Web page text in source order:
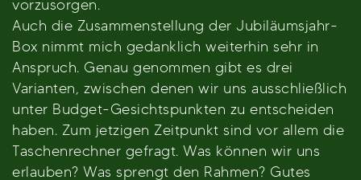
vorzusorgen.
Auch die Zusammenstellung der Jubiläumsjahr-
Box nimmt mich gedanklich weiterhin sehr in
Anspruch. Genau genommen gibt es drei
Varianten, zwischen denen wir uns ausschließlich
unter Budget-Gesichtspunkten zu entscheiden
haben. Zum jetzigen Zeitpunkt sind vor allem die
Taschenrechner gefragt. Was können wir uns
erlauben? Was sprengt den Rahmen? Gutes